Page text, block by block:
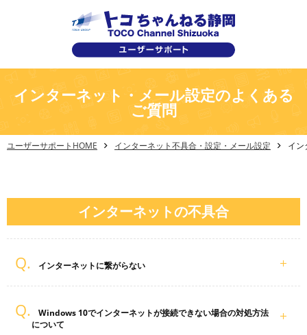
インターネット・メール設定のよくある
ご質問
ユーザーサポートHOME インターネット不具合・設定・メール設定 イン
インターネットの不具合
インターネットに繋がらない
Windows 10でインターネットが接続できない場合の対処方法
について